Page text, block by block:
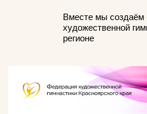
Вместе мы
художественной
регионе